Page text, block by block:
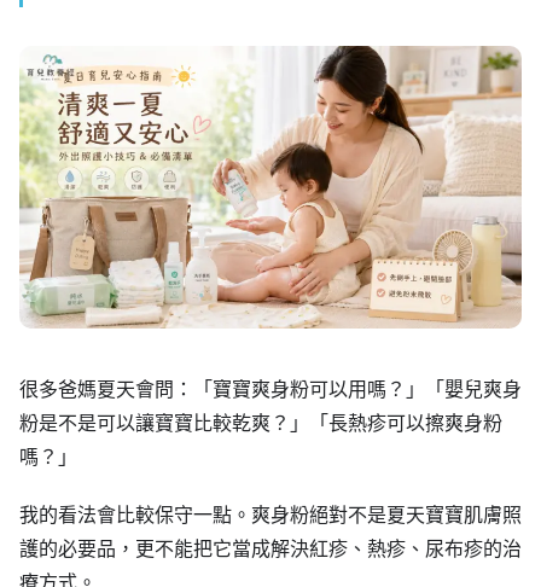
很多爸媽夏天會問：「寶寶爽身粉可以用嗎？」「嬰兒爽身
粉是不是可以讓寶寶比較乾爽？」「長熱疹可以擦爽身粉
嗎？」
我的看法會比較保守一點。爽身粉絕對不是夏天寶寶肌膚照
護的必要品，更不能把它當成解決紅疹、熱疹、尿布疹的治
療方式。